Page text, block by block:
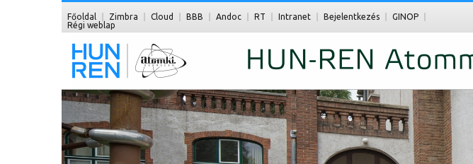
Főoldal Zimbra Cloud BBB Andoc RT Intranet Bejelentkezés
GINOP
Régi weblap